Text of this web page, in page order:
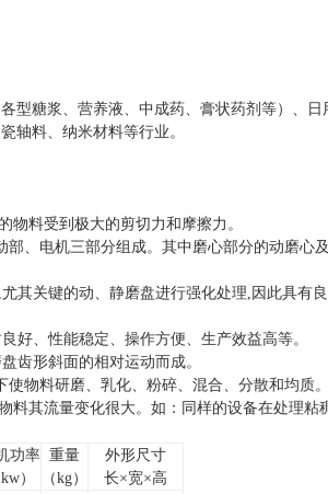
型糖浆、营养液、中成药、膏状药剂等）、日
轴料、纳米材料等行业。
料受到极大的剪切力和摩擦力。
、电机三部分组成。其中磨心部分的动磨心
其关键的动、静磨盘进行强化处理,因此具有
好、性能稳定、操作方便、生产效益高等。
齿形斜面的相对运动而成。
物料研磨、乳化、粉碎、混合、分散和均质。
其流量变化很大。如：同样的设备在处理粘
功率
kw）
重量
（kg）
外形尺寸
长×宽×高